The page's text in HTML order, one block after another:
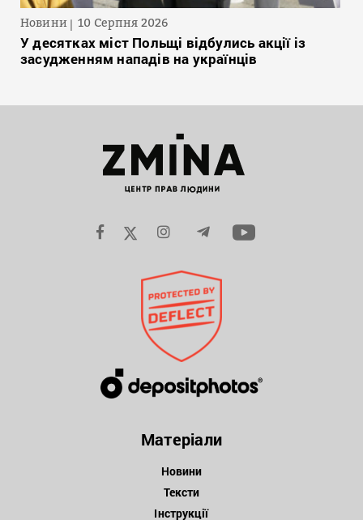
Новини 10 Серпня 2026
У десятках міст Польщі відбулись акції із
засудженням нападів на українців
Матеріали
Новини
Тексти
Інструкції